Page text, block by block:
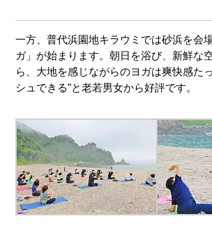
一方、普代浜園地キラウミでは砂浜を会
ガ」が始まります。朝日を浴び、新鮮な
ら、大地を感じながらのヨガは爽快感た
シュできる"と老若男女から好評です。